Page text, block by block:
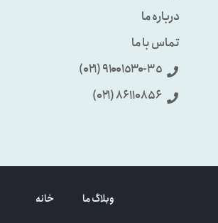
درباره ما
تماس با ما
٩۱۰۰۱٥۳۰-۳٥ (۰۲۱)
86110856 (۰۲۱)
وبلاگ ما خانه